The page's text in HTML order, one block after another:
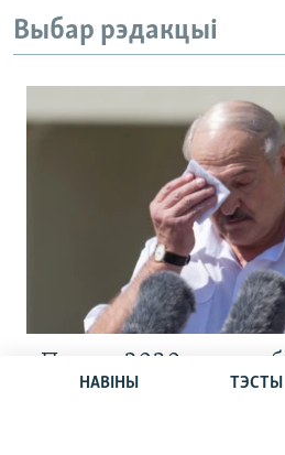
НАВІНЫ ТЭСТЫ
Выбар рэдакцыі
«Пастка 2020-га»
геапалітычным